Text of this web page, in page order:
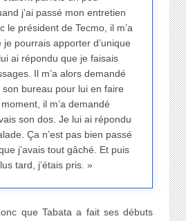
j’ai passé mon entretien
le président de Tecmo, il m’a
pourrais apporter d’unique
ai répondu que je faisais
Il m’a alors demandé
bureau pour lui en faire
il m’a demandé
son dos. Je lui ai répondu
Ça n’est pas bien passé
j’avais tout gâché. Et puis
tard, j’étais pris. »
que Tabata a fait ses débuts